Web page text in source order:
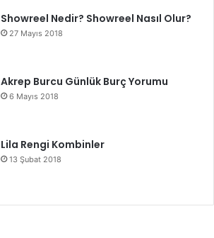
Showreel Nedir? Showreel Nasıl Olur?
27 Mayıs 2018
Akrep Burcu Günlük Burç Yorumu
6 Mayıs 2018
Lila Rengi Kombinler
13 Şubat 2018